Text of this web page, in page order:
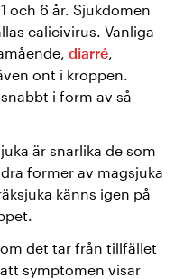
och 6 år. Sjukdomen
calicivirus. Vanliga
diarré,
ont i kroppen.
i form av så
är snarlika de som
former av magsjuka
känns igen på
det tar från tillfället
symptomen visar